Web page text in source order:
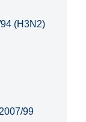
(H3N2)
99